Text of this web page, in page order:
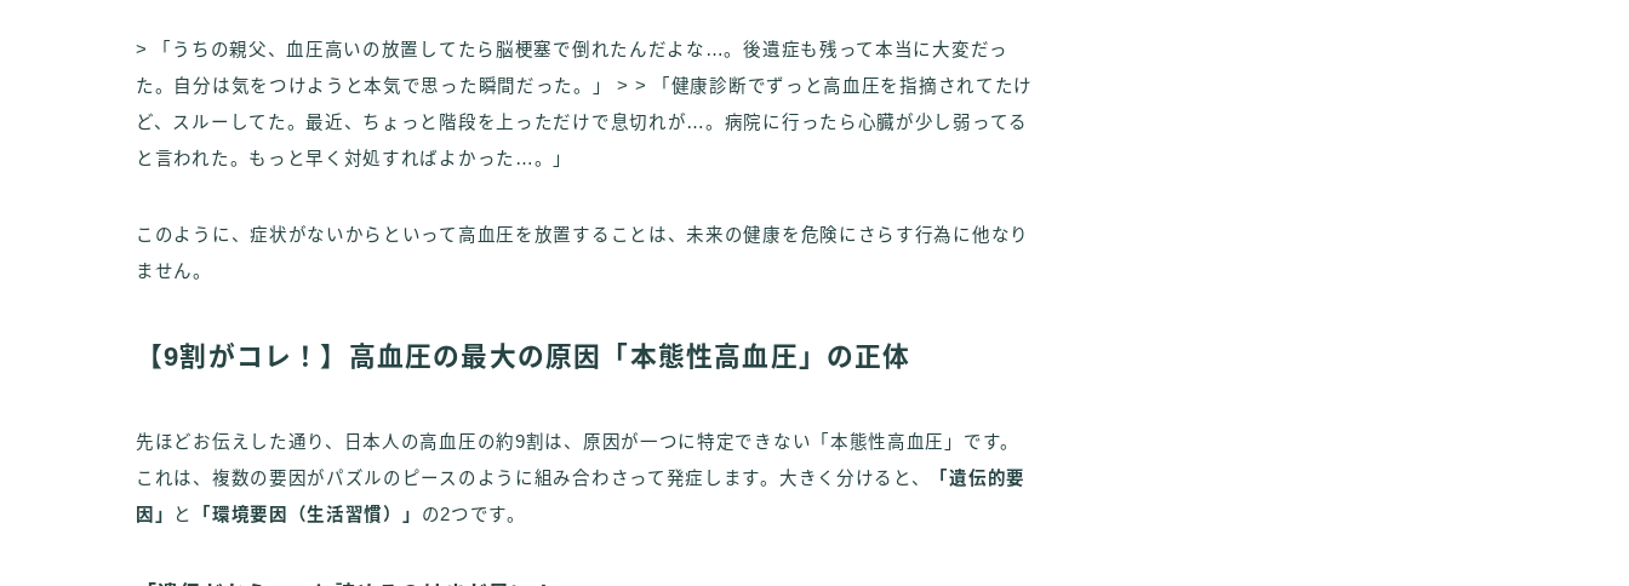
> 「うちの親父、血圧高いの放置してたら脳梗塞で倒れたんだよな…。後遺症も残って本当に大変だっ
た。自分は気をつけようと本気で思った瞬間だった。」 > > 「健康診断でずっと高血圧を指摘されてたけ
ど、スルーしてた。最近、ちょっと階段を上っただけで息切れが…。病院に行ったら心臓が少し弱ってる
と言われた。もっと早く対処すればよかった…。」
このように、症状がないからといって高血圧を放置することは、未来の健康を危険にさらす行為に他なり
ません。
【9割がコレ！】高血圧の最大の原因「本態性高血圧」の正体
先ほどお伝えした通り、日本人の高血圧の約9割は、原因が一つに特定できない「本態性高血圧」です。
これは、複数の要因がパズルのピースのように組み合わさって発症します。大きく分けると、
「遺伝的要
因」
と 「環境要因（生活習慣）」 の2つです。